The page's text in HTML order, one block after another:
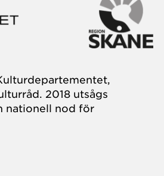
2018 utsågs
nationell nod för